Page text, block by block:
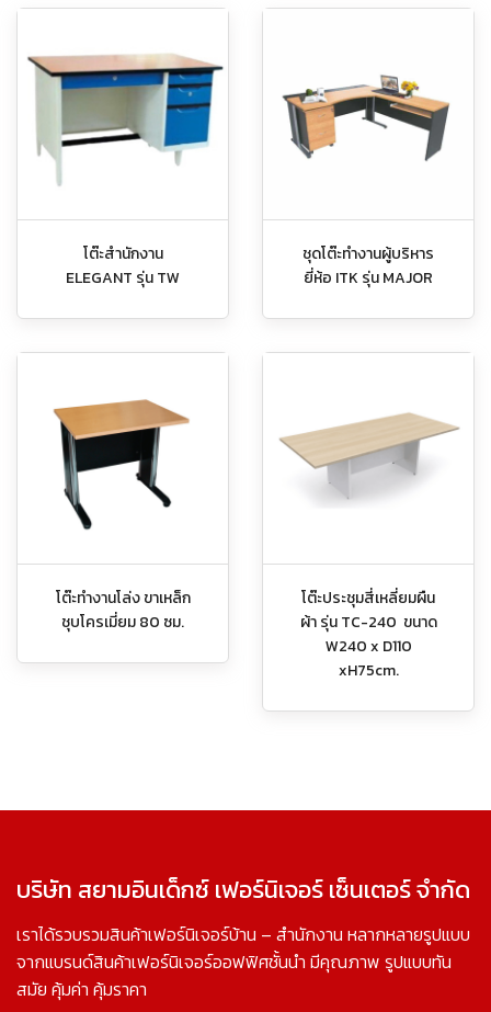
โต๊ะสำนักงาน
ELEGANT รุ่น TW
ชุดโต๊ะทำงานผู้บริหาร
ยี่ห้อ ITK รุ่น MAJOR
โต๊ะทำงานโล่ง ขาเหล็ก
ชุบโครเมี่ยม 80 ซม.
โต๊ะประชุมสี่เหลี่ยมผืน
ผ้า รุ่น TC-240 ขนาด
W240 x D110
xH75cm.
บริษัท สยามอินเด็กซ์ เฟอร์นิเจอร์ เซ็นเตอร์ จำกัด
เราได้รวบรวมสินค้าเฟอร์นิเจอร์บ้าน – สำนักงาน หลากหลายรูปแบบ
จากแบรนด์สินค้าเฟอร์นิเจอร์ออฟฟิศชั้นนำ มีคุณภาพ รูปแบบทัน
สมัย คุ้มค่า คุ้มราคา